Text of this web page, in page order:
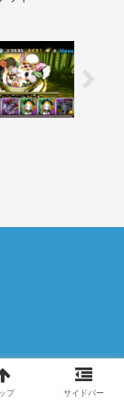
プ サイドバー